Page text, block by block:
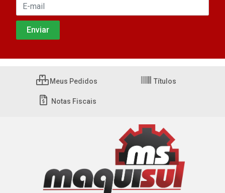
Meus Pedidos Títulos
Notas Fiscais